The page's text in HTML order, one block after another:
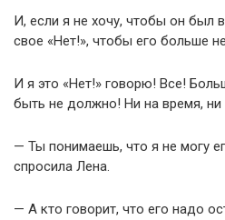
И, если я не хочу, чтобы он был
свое «Нет!», чтобы его больше
И я это «Нет!» говорю! Все!
быть не должно! Ни на время, ни
— Ты понимаешь, что я не могу
спросила Лена.
— А кто говорит, что его надо